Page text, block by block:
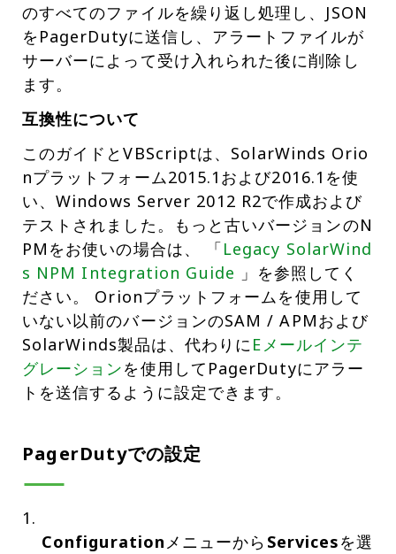
のすべてのファイルを繰り返し処理し、JSON
をPagerDutyに送信し、アラートファイルが
サーバーによって受け入れられた後に削除し
ます。
互換性について
このガイドとVBScriptは、SolarWinds Orio
nプラットフォーム2015.1および2016.1を使
い、Windows Server 2012 R2で作成および
テストされました。もっと古いバージョンのN
PMをお使いの場合は、 「Legacy SolarWind
s NPM Integration Guide 」を参照してく
ださい。 Orionプラットフォームを使用して
いない以前のバージョンのSAM / APMおよび
SolarWinds製品は、代わりにEメールインテ
グレーションを使用してPagerDutyにアラー
トを送信するように設定できます。
PagerDutyでの設定
Configurationメニューから Servicesを選